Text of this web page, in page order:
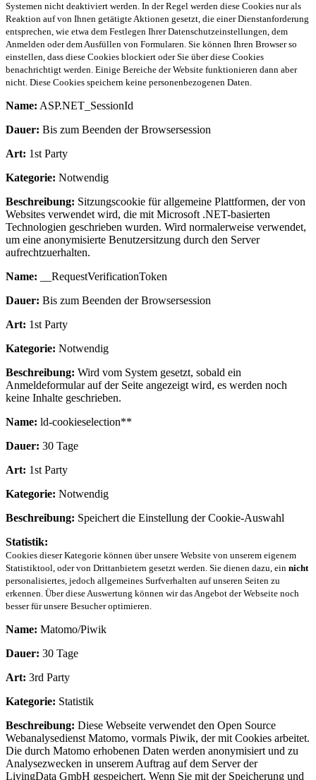
Systemen nicht deaktiviert werden. In der Regel werden diese Cookies nur als
Reaktion auf von Ihnen getätigte Aktionen gesetzt, die einer Dienstanforderung
entsprechen, wie etwa dem Festlegen Ihrer Datenschutzeinstellungen, dem
Anmelden oder dem Ausfüllen von Formularen. Sie können Ihren Browser so
einstellen, dass diese Cookies blockiert oder Sie über diese Cookies
benachrichtigt werden. Einige Bereiche der Website funktionieren dann aber
nicht. Diese Cookies speichern keine personenbezogenen Daten.
Name: ASP.NET_SessionId
Dauer: Bis zum Beenden der Browsersession
Art: 1st Party
Kategorie: Notwendig
Beschreibung: Sitzungscookie für allgemeine Plattformen, der von
Websites verwendet wird, die mit Microsoft .NET-basierten
Technologien geschrieben wurden. Wird normalerweise verwendet,
um eine anonymisierte Benutzersitzung durch den Server
aufrechtzuerhalten.
Name: __RequestVerificationToken
Dauer: Bis zum Beenden der Browsersession
Art: 1st Party
Kategorie: Notwendig
Beschreibung: Wird vom System gesetzt, sobald ein
Anmeldeformular auf der Seite angezeigt wird, es werden noch
keine Inhalte geschrieben.
Name: ld-cookieselection**
Dauer: 30 Tage
Art: 1st Party
Kategorie: Notwendig
Beschreibung: Speichert die Einstellung der Cookie-Auswahl
Statistik:
Cookies dieser Kategorie können über unsere Website von unserem eigenem
Statistiktool, oder von Drittanbietern gesetzt werden. Sie dienen dazu, ein nicht
personalisiertes, jedoch allgemeines Surfverhalten auf unseren Seiten zu
erkennen. Über diese Auswertung können wir das Angebot der Webseite noch
besser für unsere Besucher optimieren.
Name: Matomo/Piwik
Dauer: 30 Tage
Art: 3rd Party
Kategorie: Statistik
Beschreibung: Diese Webseite verwendet den Open Source
Webanalysedienst Matomo, vormals Piwik, der mit Cookies arbeitet.
Die durch Matomo erhobenen Daten werden anonymisiert und zu
Analysezwecken in unserem Auftrag auf dem Server der
LivingData GmbH gespeichert. Wenn Sie mit der Speicherung und